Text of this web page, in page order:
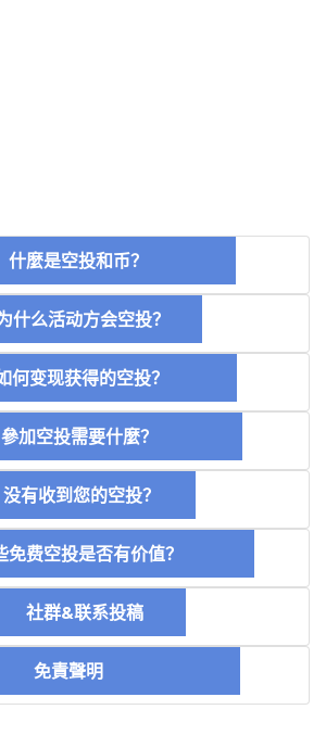
是空投和币？
什么活动方会空投？
变现获得的空投？
空投需要什麼？
没有收到您的空投？
费空投是否有价值？
社群&联系投稿
責聲明